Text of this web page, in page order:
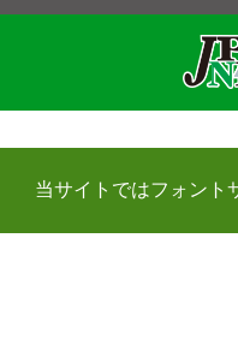
当サイトではフォント